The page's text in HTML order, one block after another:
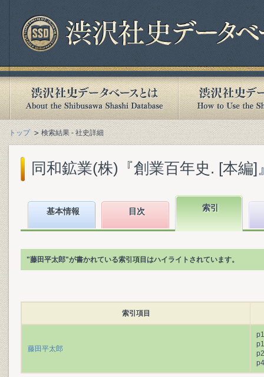
トップ 検索結果 - 社史詳細
同和鉱業(株)『創業百年史. [本編]
基本情報 目次 索引
"藤田平太郎"が書かれている索引項目はハイライトされています。
索引項目
藤田平太郎